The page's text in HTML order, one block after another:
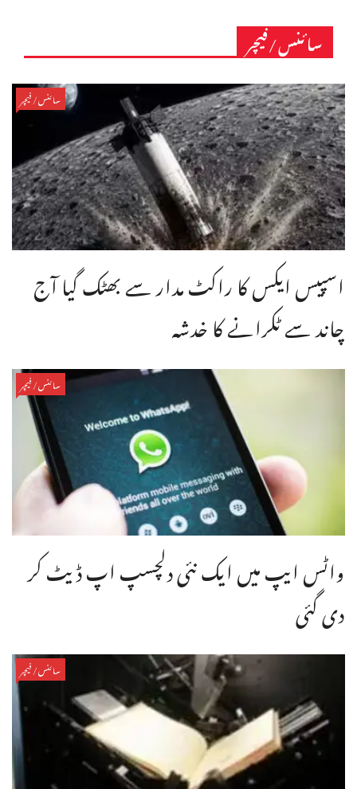
سائنس/فیچر
سائنس/فیچر
اسپیس ایکس کا راکٹ مدار سے بھٹک گیا آج
چاند سے ٹکرانے کا خدشہ
سائنس/فیچر
واٹس ایپ میں ایک نئی دلچسپ اپ ڈیٹ کر
دی گئی
سائنس/فیچر